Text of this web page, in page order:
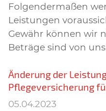
Folgendermaßen
Leistungen
Gewähr können wir
Beträge sind von
Änderung der
Pflegeversicherung
05.04.2023